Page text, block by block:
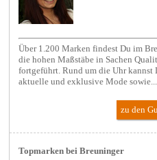
Über 1.200 Marken findest Du im
die hohen Maßstäbe in Sachen
fortgeführt. Rund um die Uhr kannst
aktuelle und exklusive Mode sowie...
zu den
Topmarken bei Breuninger